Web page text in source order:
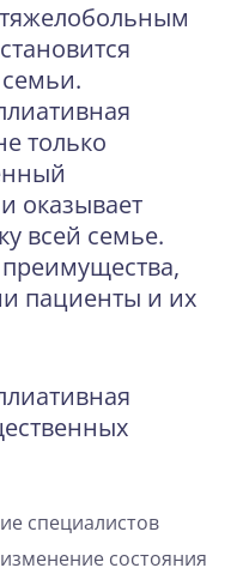
только
оказывает
всей семье.
пациенты и их
специалистов
состояния